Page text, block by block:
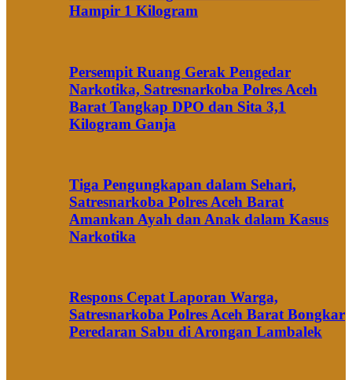
Hampir 1 Kilogram
Persempit Ruang Gerak Pengedar
Narkotika, Satresnarkoba Polres Aceh
Barat Tangkap DPO dan Sita 3,1
Kilogram Ganja
Tiga Pengungkapan dalam Sehari,
Satresnarkoba Polres Aceh Barat
Amankan Ayah dan Anak dalam Kasus
Narkotika
Respons Cepat Laporan Warga,
Satresnarkoba Polres Aceh Barat Bongkar
Peredaran Sabu di Arongan Lambalek